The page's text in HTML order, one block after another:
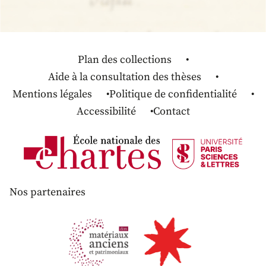
Plan des collections
Aide à la consultation des thèses
Mentions légales
Politique de confidentialité
Accessibilité
Contact
Nos partenaires